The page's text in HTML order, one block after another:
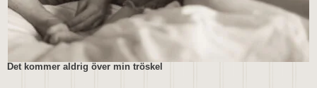
Det kommer aldrig över min tröskel